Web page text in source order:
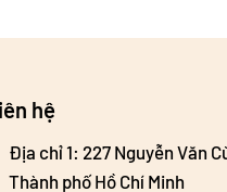
hệ
Địa chỉ 1: 227 Nguyễn Văn
Thành phố Hồ Chí Minh